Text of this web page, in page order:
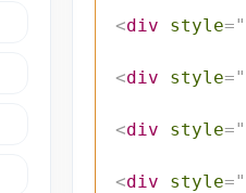
<div style="
<div style="
<div style="
<div style="